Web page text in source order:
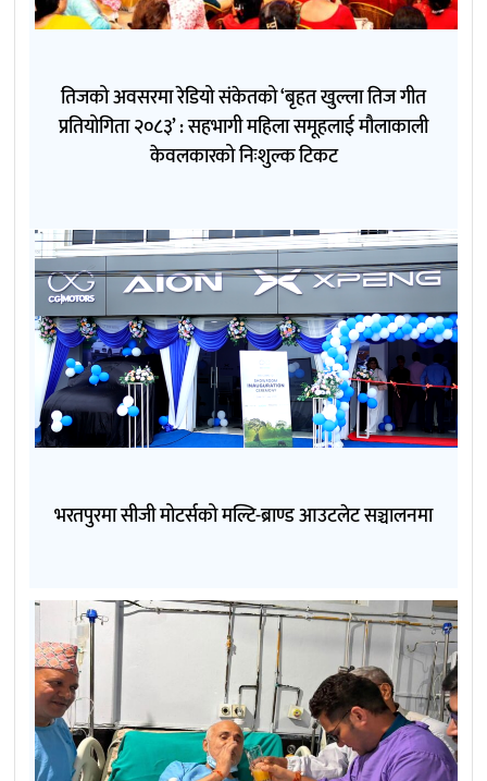
तिजको अवसरमा रेडियो संकेतको ‘बृहत खुल्ला तिज गीत
प्रतियोगिता २०८३’ : सहभागी महिला समूहलाई मौलाकाली
केवलकारको निःशुल्क टिकट
भरतपुरमा सीजी मोटर्सको मल्टि-ब्राण्ड आउटलेट सञ्चालनमा